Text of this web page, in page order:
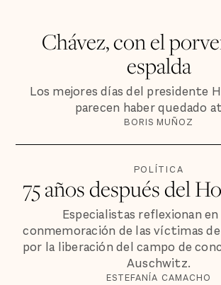
Chávez, con el
espalda
Los mejores días del presidente
parecen haber quedado
BORIS MUÑOZ
POLÍTICA
75 años después del
Especialistas reflexionan
conmemoración de las víctimas
por la liberación del campo de
Auschwitz.
ESTEFANÍA CAMACHO